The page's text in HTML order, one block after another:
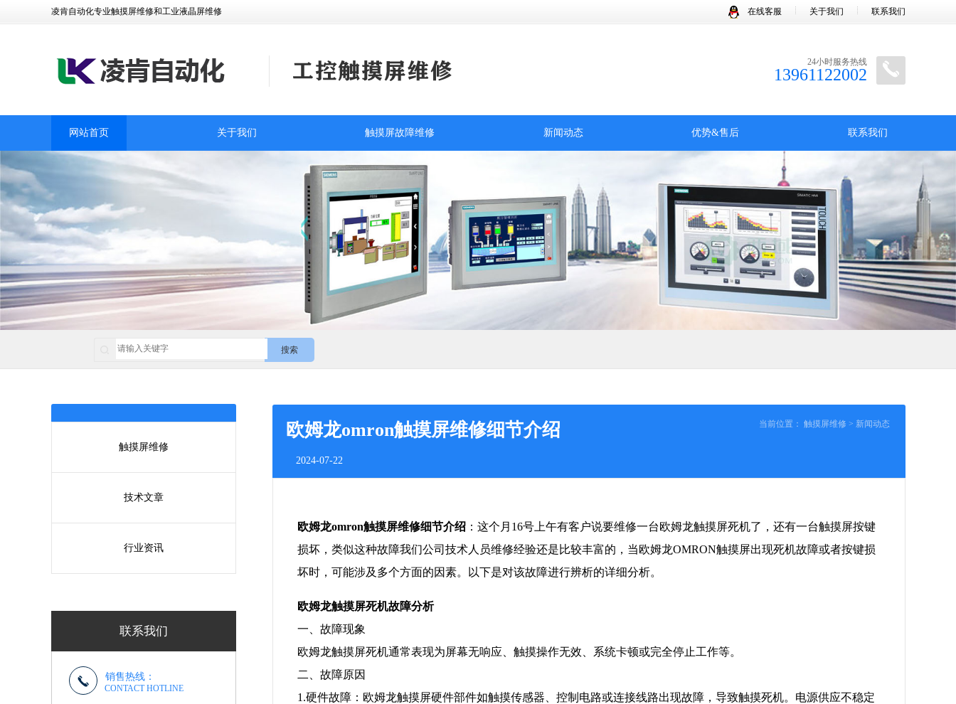
在线客服 关于我们 联系我们
凌肯自动化专业触摸屏维修和工业液晶屏维修
24小时服务热线
13961122002
网站首页 关于我们 触摸屏故障维修 新闻动态 优势&售后 联系我们
搜索
触摸屏维修
技术文章
行业资讯
联系我们
销售热线：
CONTACT HOTLINE
当前位置： 触摸屏维修 > 新闻动态
欧姆龙omron触摸屏维修细节介绍
2024-07-22
欧姆龙omron触摸屏维修细节介绍：这个月16号上午有客户说要维修一台欧姆龙触摸屏死机了，还有一台触摸屏按键
损坏，类似这种故障我们公司技术人员维修经验还是比较丰富的，当欧姆龙OMRON触摸屏出现死机故障或者按键损
坏时，可能涉及多个方面的因素。以下是对该故障进行辨析的详细分析。
欧姆龙触摸屏死机故障分析
一、故障现象
欧姆龙触摸屏死机通常表现为屏幕无响应、触摸操作无效、系统卡顿或完全停止工作等。
二、故障原因
1.硬件故障：欧姆龙触摸屏硬件部件如触摸传感器、控制电路或连接线路出现故障，导致触摸死机。电源供应不稳定